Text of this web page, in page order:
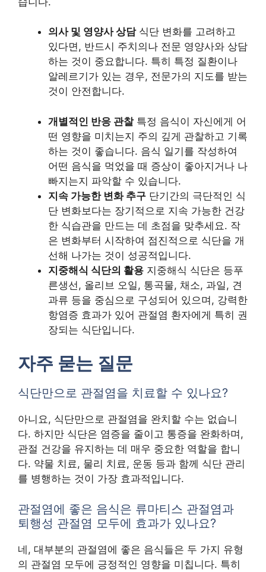
의사 및 영양사 상담식단 변화를 고려하고
있다면, 반드시 주치의나 전문 영양사와 상담
하는 것이 중요합니다. 특히 특정 질환이나
알레르기가 있는 경우, 전문가의 지도를 받는
것이 안전합니다.
개별적인 반응 관찰특정 음식이 자신에게 어
떤 영향을 미치는지 주의 깊게 관찰하고 기록
하는 것이 좋습니다. 음식 일기를 작성하여
어떤 음식을 먹었을 때 증상이 좋아지거나 나
빠지는지 파악할 수 있습니다.
지속 가능한 변화 추구 단기간의 극단적인 식
단 변화보다는 장기적으로 지속 가능한 건강
한 식습관을 만드는 데 초점을 맞추세요. 작
은 변화부터 시작하여 점진적으로 식단을 개
선해 나가는 것이 성공적입니다.
지중해식 식단의 활용 지중해식 식단은 등푸
른생선, 올리브 오일, 통곡물, 채소, 과일, 견
과류 등을 중심으로 구성되어 있으며, 강력한
항염증 효과가 있어 관절염 환자에게 특히 권
장되는 식단입니다.
자주 묻는 질문
식단만으로 관절염을 치료할 수 있나요?
아니요, 식단만으로 관절염을 완치할 수는 없습니
다. 하지만 식단은 염증을 줄이고 통증을 완화하며,
관절 건강을 유지하는 데 매우 중요한 역할을 합니
다. 약물 치료, 물리 치료, 운동 등과 함께 식단 관리
를 병행하는 것이 가장 효과적입니다.
관절염에 좋은 음식은 류마티스 관절염과
퇴행성 관절염 모두에 효과가 있나요?
네, 대부분의 관절염에 좋은 음식들은 두 가지 유형
의 관절염 모두에 긍정적인 영향을 미칩니다. 특히